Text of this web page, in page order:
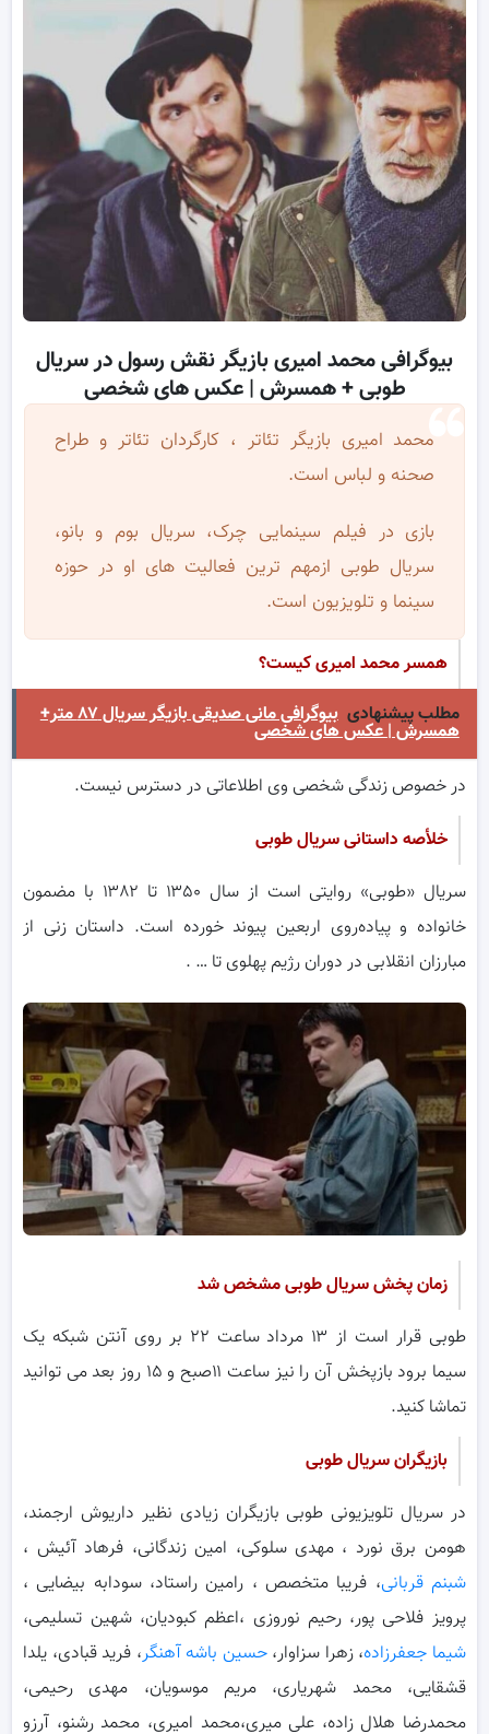
بیوگرافی محمد امیری بازیگر نقش رسول در سریال
طوبی + همسرش | عکس های شخصی
محمد امیری بازیگر تئاتر ، کارگردان تئاتر و طراح
صحنه و لباس است.
بازی در فیلم سینمایی چرک، سریال بوم و بانو،
سریال طوبی ازمهم ترین فعالیت های او در حوزه
سینما و تلویزیون است.
همسر محمد امیری کیست؟
مطلب پیشنهادی
بیوگرافی مانی صدیقی بازیگر سریال ۸۷ متر+
همسرش | عکس های شخصی
در خصوص زندگی شخصی وی اطلاعاتی در دسترس نیست.
خلأصه داستانی سریال طوبی
سریال «طوبی» روایتی است از سال ۱۳۵۰ تا ۱۳۸۲ با مضمون
خانواده و پیاده‌روی اربعین پیوند خورده است. داستان زنی از
مبارزان انقلابی در دوران رژیم پهلوی تا … .
زمان پخش سریال طوبی مشخص شد
طوبی قرار است از ۱۳ مرداد ساعت ۲۲ بر روی آنتن شبکه یک
سیما برود بازپخش آن را نیز ساعت ۱۱صبح و ۱۵ روز بعد می توانید
تماشا کنید.
بازیگران سریال طوبی
در سریال تلویزیونی طوبی بازیگران زیادی نظیر داریوش ارجمند،
هومن برق نورد ، مهدی سلوکی، امین زندگانی، فرهاد آئیش ،
شبنم قربانی، فریبا متخصص ، رامین راستاد، سودابه بیضایی ،
پرویز فلاحی پور، رحیم نوروزی ،اعظم کبودیان، شهین تسلیمی،
شیما جعفرزاده، زهرا سزاوار،حسین باشه آهنگر، فرید قبادی، یلدا
قشقایی، محمد شهریاری، مریم موسویان، مهدی رحیمی،
محمدرضا هلال زاده، علی میری،محمد امیری، محمد رشنو، آرزو